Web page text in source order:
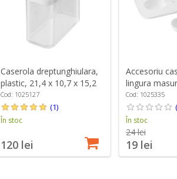
Caserola dreptunghiulara,
plastic, 21,4 x 10,7 x 15,2
cm, 1,8L, "Cube" - Zwilling
Cod: 1025127
(1)
În stoc
120 lei
Accesoriu
lingura
marimea M,
Zwilling
Cod: 1025335
În stoc
24 lei
19 lei